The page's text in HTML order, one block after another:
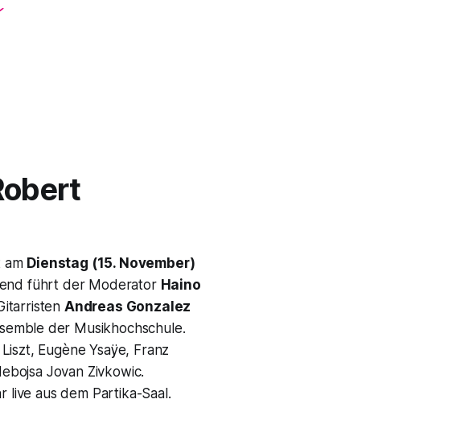
am Dienstag (15. November)
führt der Moderator Haino
Andreas Gonzalez
der Musikhochschule.
Eugène Ysaÿe, Franz
Jovan Zivkowic.
live aus dem Partika-Saal.